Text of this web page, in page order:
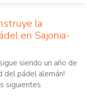
la
en Sajonia-
siendo un año de
del pádel alemán!
siguientes